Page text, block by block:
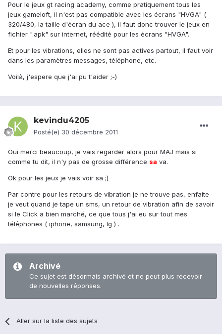
Pour le jeux gt racing academy, comme pratiquement tous les
jeux gameloft, il n'est pas compatible avec les écrans "HVGA" (
320/480, la taille d'écran du ace ), il faut donc trouver le jeux en
fichier ".apk" sur internet, réédité pour les écrans "HVGA".
Et pour les vibrations, elles ne sont pas actives partout, il faut voir
dans les paramètres messages, téléphone, etc.
Voilà, j'espere que j'ai pu t'aider ;-)
kevindu4205
Posté(e) 30 décembre 2011
Oui merci beaucoup, je vais regarder alors pour MAJ mais si
comme tu dit, il n'y pas de grosse différence sa va.
Ok pour les jeux je vais voir sa ;)
Par contre pour les retours de vibration je ne trouve pas, enfaite
je veut quand je tape un sms, un retour de vibration afin de savoir
si le Click a bien marché, ce que tous j'ai eu sur tout mes
téléphones ( iphone, samsung, lg ) .
Archivé
Ce sujet est désormais archivé et ne peut plus recevoir
de nouvelles réponses.
Aller sur la liste des sujets